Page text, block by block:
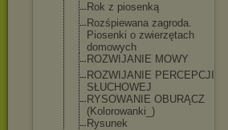
Rok z piosenką
Rozśpiewana zagroda.
Piosenki o zwierzętach
domowych
ROZWIJANIE MOWY
ROZWIJANIE PERCEPCJI
SŁUCHOWEJ
RYSOWANIE OBURĄCZ
(Kolorowanki_)
Rysunek